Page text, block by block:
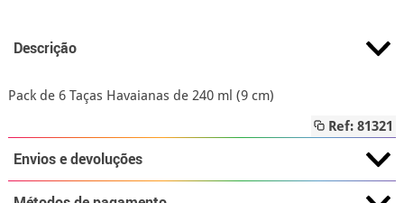
Descrição
Pack de 6 Taças Havaianas de 240 ml (9 cm)
Ref: 81321
Envios e devoluções